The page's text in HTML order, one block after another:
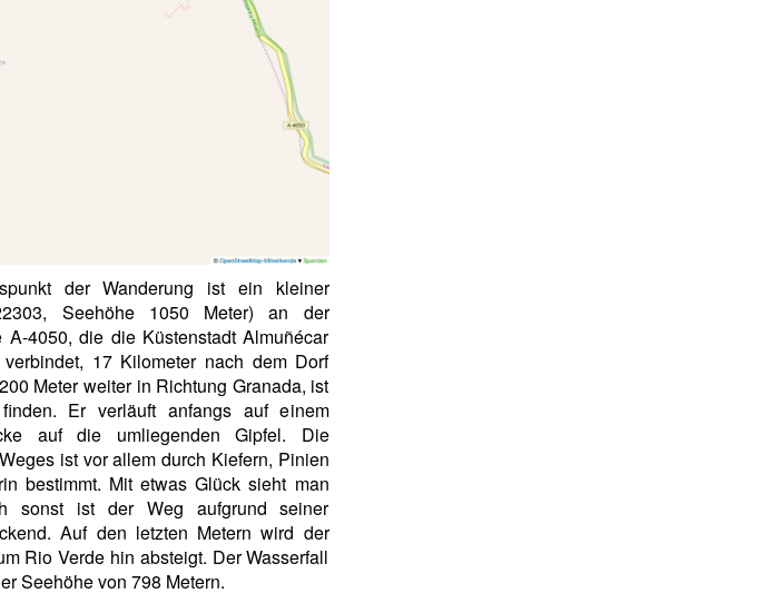
der Wanderung ist ein kleiner
Seehöhe 1050 Meter) an der
4050, die die Küstenstadt Almuñécar
17 Kilometer nach dem Dorf
Meter weiter in Richtung Granada, ist
Er verläuft anfangs auf einem
auf die umliegenden Gipfel. Die
ist vor allem durch Kiefern, Pinien
bestimmt. Mit etwas Glück sieht man
sonst ist der Weg aufgrund seiner
Auf den letzten Metern wird der
Rio Verde hin absteigt. Der Wasserfall
Seehöhe von 798 Metern.